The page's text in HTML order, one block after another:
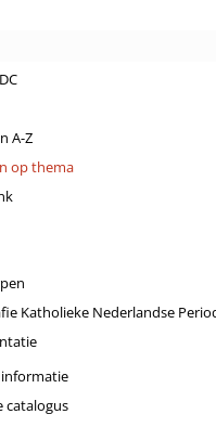
A-Z
op thema
Katholieke Nederlandse
catalogus